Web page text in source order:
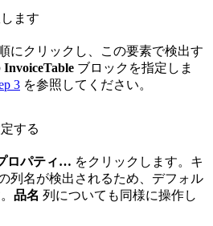
ます
にクリックし、この要素で検出す
InvoiceTable ブロックを指定しま
3 を参照してください。
する
ロパティ… をクリックします。キ
列名が検出されるため、デフォル
品名 列についても同様に操作し